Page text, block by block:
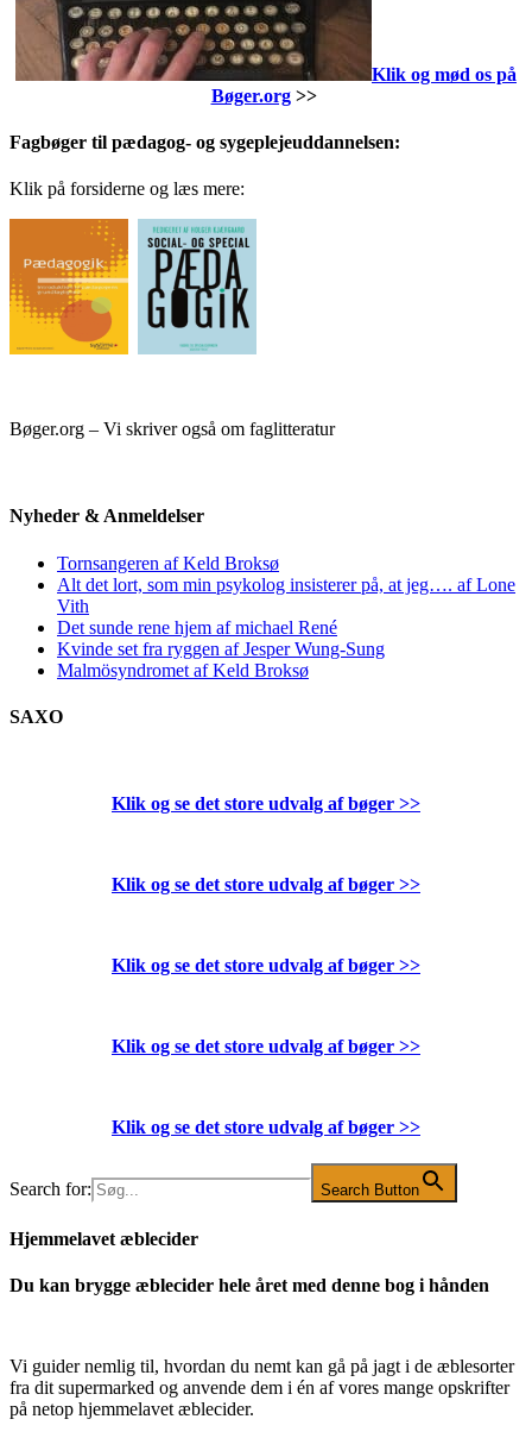
Klik og mød os på
Bøger.org>>
Fagbøger til pædagog- og sygeplejeuddannelsen:
Klik på forsiderne og læs mere:
Bøger.org – Vi skriver også om faglitteratur
Nyheder & Anmeldelser
Tornsangeren af Keld Broksø
Alt det lort, som min psykolog insisterer på, at jeg…. af Lone
Vith
Det sunde rene hjem af michael René
Kvinde set fra ryggen af Jesper Wung-Sung
Malmösyndromet af Keld Broksø
SAXO
Klik og se det store udvalg af bøger >>
Klik og se det store udvalg af bøger >>
Klik og se det store udvalg af bøger >>
Klik og se det store udvalg af bøger >>
Klik og se det store udvalg af bøger >>
Search for: Search Button
Hjemmelavet æblecider
Du kan brygge æblecider hele året med denne bog i hånden
Vi guider nemlig til, hvordan du nemt kan gå på jagt i de æblesorter
fra dit supermarked og anvende dem i én af vores mange opskrifter
på netop hjemmelavet æblecider.